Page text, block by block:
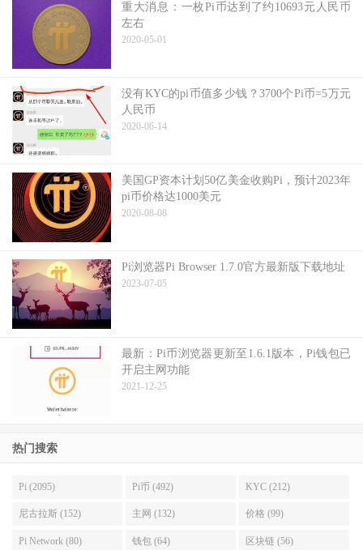
重大消息：一枚Pi币达到了约10693元人民币
左右
2020-05-01
没有KYC的pi币值多少钱？3700个Pi币=5万元
人民币
2020-06-14
美国GP资本计划50亿美金收购Pi，预计2023年
pi币价格达1000美元
2020-08-08
Pi浏览器Pi Browser 1.7.0官方最新版下载地址
2023-07-05
最新：Pi币浏览器更新至1.6.1版本，Pi钱包已
开启主网功能
2021-12-25
热门搜索
Pi (2095) Pi币 (492) KYC (212)
尼古拉斯 (152) 主网 (132) 价格 (99)
Pi Network (80) 钱包 (64) 区块链 (56)